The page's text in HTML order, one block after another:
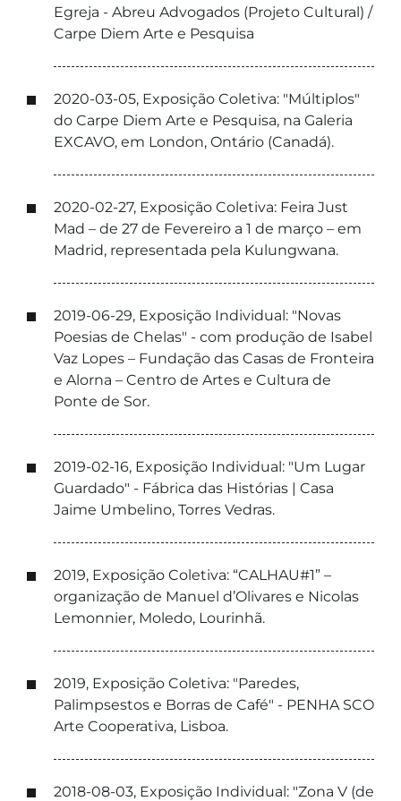
Egreja - Abreu Advogados (Projeto Cultural) /
Carpe Diem Arte e Pesquisa
2020-03-05, Exposição Coletiva: "Múltiplos"
do Carpe Diem Arte e Pesquisa, na Galeria
EXCAVO, em London, Ontário (Canadá).
2020-02-27, Exposição Coletiva: Feira Just
Mad – de 27 de Fevereiro a 1 de março – em
Madrid, representada pela Kulungwana.
2019-06-29, Exposição Individual: "Novas
Poesias de Chelas" - com produção de Isabel
Vaz Lopes – Fundação das Casas de Fronteira
e Alorna – Centro de Artes e Cultura de
Ponte de Sor.
2019-02-16, Exposição Individual: "Um Lugar
Guardado" - Fábrica das Histórias | Casa
Jaime Umbelino, Torres Vedras.
2019, Exposição Coletiva: “CALHAU#1” –
organização de Manuel d’Olivares e Nicolas
Lemonnier, Moledo, Lourinhã.
2019, Exposição Coletiva: "Paredes,
Palimpsestos e Borras de Café" - PENHA SCO
Arte Cooperativa, Lisboa.
2018-08-03, Exposição Individual: "Zona V (de